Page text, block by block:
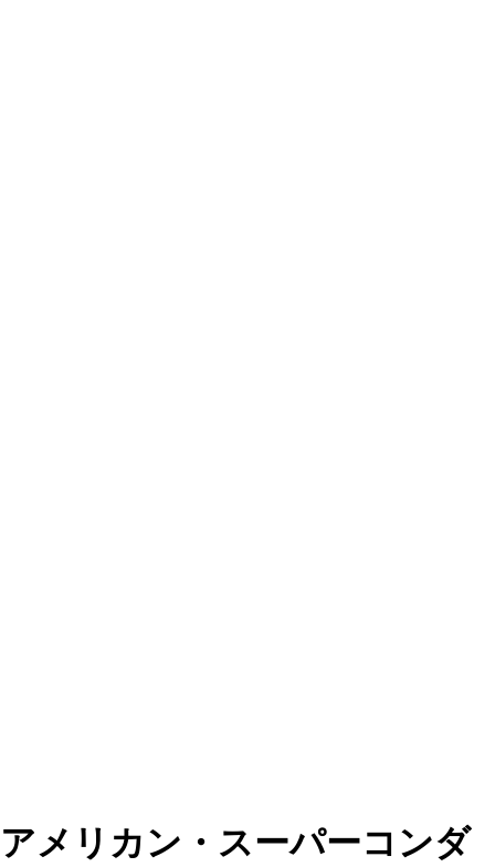
アメリカン・スーパーコンダ